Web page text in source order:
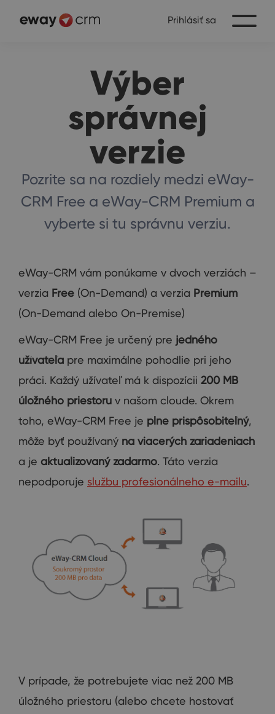
Prihlásiť sa
Výber
správnej
verzie
Pozrite sa na rozdiely medzi eWay-
CRM Free a eWay-CRM Premium a
vyberte si tu správnu verziu.
eWay-CRM vám ponúkame v dvoch verziách –
verzia Free (On-Demand) a verzia Premium
(On-Demand alebo On-Premise)
eWay-CRM Free je určený pre jedného
užívateľa pre maximálne pohodlie pri jeho
práci. Každý užívateľ má k dispozícii 200 MB
úložného priestoru v našom cloude. Okrem
toho, eWay-CRM Free je plne prispôsobiteľný,
môže byť používaný na viacerých zariadeniach
a je aktualizovaný zadarmo. Táto verzia
nepodporuje službu profesionálneho e-mailu.
V prípade, že potrebujete viac než 200 MB
úložného priestoru (alebo chcete hostovať